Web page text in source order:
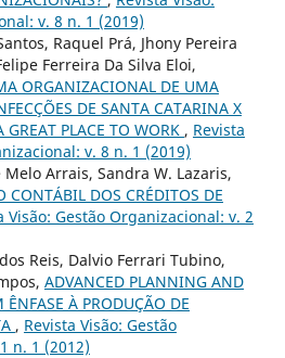
v. 8 n. 1 (2019)
Raquel Prá, Jhony Pereira
Ferreira Da Silva Eloi,
ORGANIZACIONAL DE UMA
DE SANTA CATARINA X
PLACE TO WORK , Revista
v. 8 n. 1 (2019)
Arrais, Sandra W. Lazaris,
CONTÁBIL DOS CRÉDITOS DE
Visão: Gestão Organizacional: v. 2
Reis, Dalvio Ferrari Tubino,
ADVANCED PLANNING AND
À PRODUÇÃO DE
, Revista Visão: Gestão
n. 1 (2012)